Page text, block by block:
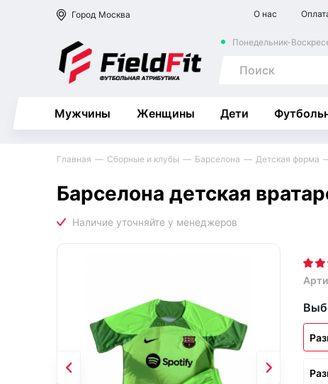
Город Москва О нас
Понедельник-
Мужчины Женщины Дети
Главная Сборные и клубы Барселона Детская форма
Барселона детская